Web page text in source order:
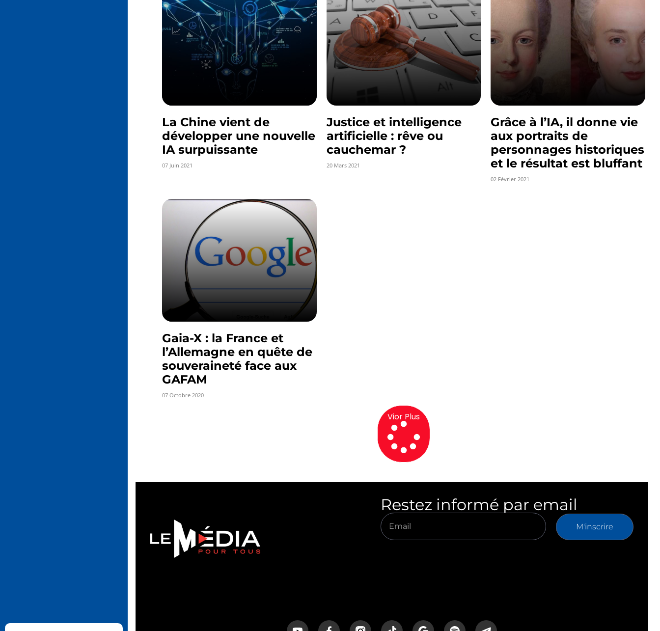
La Chine vient de
développer une nouvelle
IA surpuissante
07 Juin 2021
Justice et intelligence
artificielle : rêve ou
cauchemar ?
20 Mars 2021
Grâce à l’IA, il donne vie
aux portraits de
personnages historiques
et le résultat est bluffant
02 Février 2021
Gaia-X : la France et
l’Allemagne en quête de
souveraineté face aux
GAFAM
07 Octobre 2020
Vior Plus
Restez informé par email
M'inscrire